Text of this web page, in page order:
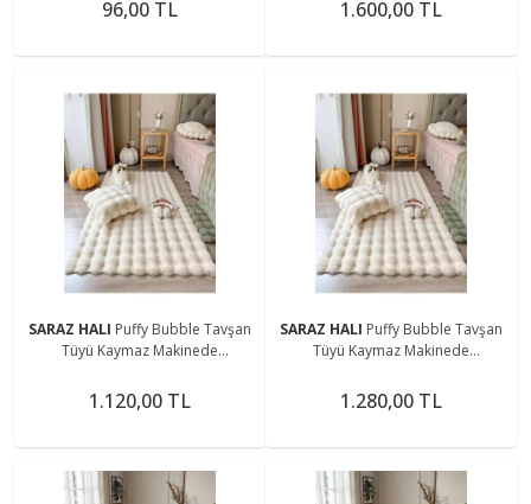
96,00 TL 1.600,00 TL
SARAZ HALI Puffy Bubble Tavşan
Tüyü Kaymaz Makinede
Halı
1.120,00 TL
SARAZ HALI Puffy Bubble Tavşan
Tüyü Kaymaz Makinede
Halı
1.280,00 TL